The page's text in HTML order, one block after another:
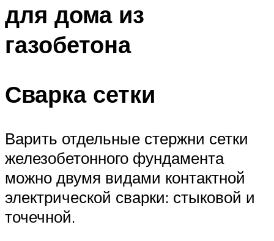
для дома из
газобетона
Сварка сетки
Варить отдельные стержни сетки
железобетонного фундамента
можно двумя видами контактной
электрической сварки: стыковой и
точечной.